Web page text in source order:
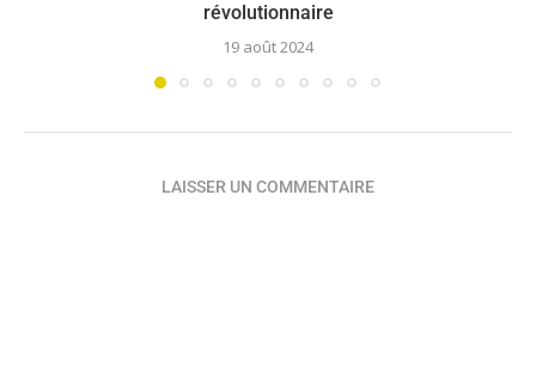
révolutionnaire
19 août 2024
LAISSER UN COMMENTAIRE